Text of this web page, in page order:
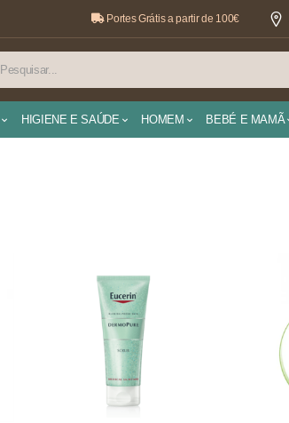
Portes Grátis a partir de 100€
HIGIENE E SAÚDE HOMEM BEBÉ E MAMÃ